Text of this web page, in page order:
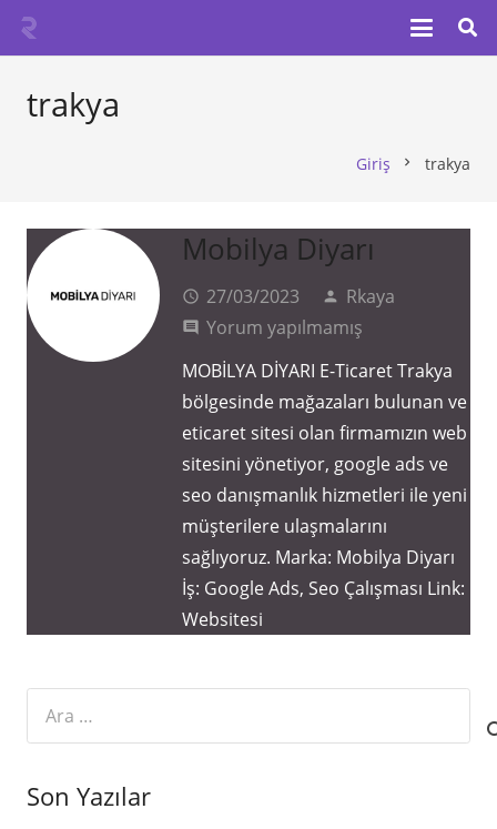
trakya
Giriş chevron_right trakya
Mobilya Diyarı
access_time 27/03/2023 person Rkaya
comment
Yorum yapılmamış
MOBİLYA DİYARI E-Ticaret Trakya
bölgesinde mağazaları bulunan ve
eticaret sitesi olan firmamızın web
sitesini yönetiyor, google ads ve
seo danışmanlık hizmetleri ile yeni
müşterilere ulaşmalarını
sağlıyoruz. Marka: Mobilya Diyarı
İş: Google Ads, Seo Çalışması Link:
Websitesi
Son Yazılar